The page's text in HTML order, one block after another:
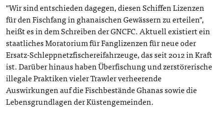
"Wir sind entschieden dagegen, diesen Schiffen Lizenzen
für den Fischfang in ghanaischen Gewässern zu erteilen",
heißt es in dem Schreiben der GNCFC. Aktuell existiert ein
staatliches Moratorium für Fanglizenzen für neue oder
Ersatz-Schleppnetzfischereifahrzeuge, das seit 2012 in Kraft
ist. Darüber hinaus haben Überfischung und zerstörerische
illegale Praktiken vieler Trawler verheerende
Auswirkungen auf die Fischbestände Ghanas sowie die
Lebensgrundlagen der Küstengemeinden.